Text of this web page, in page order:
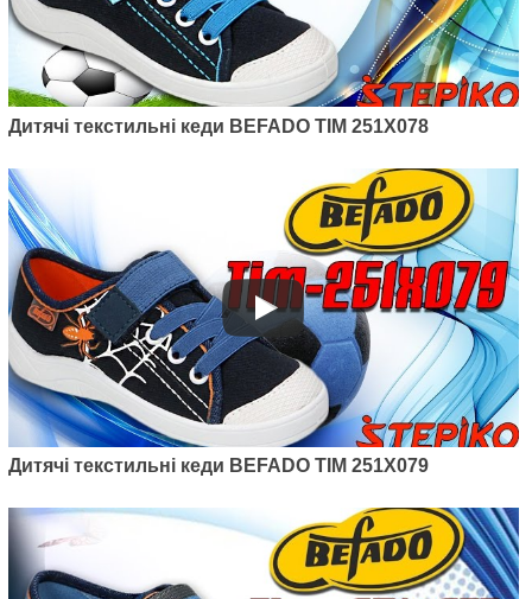
Дитячі текстильні кеди BEFADO TIM 251X078
Дитячі текстильні кеди BEFADO TIM 251X079